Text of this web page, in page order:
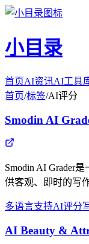
小目录
首页AI资讯AI工具
首页/标签/AI评分
Smodin AI
Smodin AI Grader
供客观、即时的写
多语言支持AI评分
AI Beauty &